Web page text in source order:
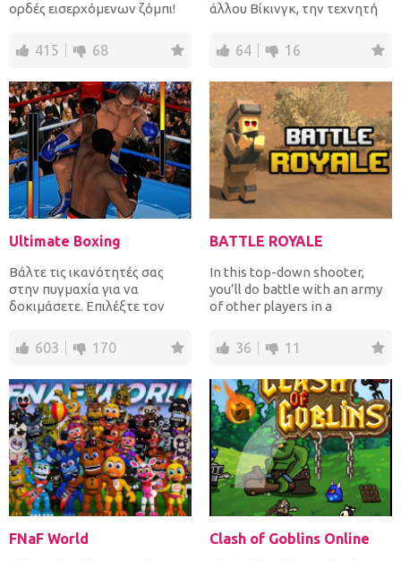
ορδές εισερχόμενων ζόμπι!
415 68
άλλου Βίκινγκ, την τεχνητή
64 16
Ultimate Boxing
Βάλτε τις ικανότητές σας
στην πυγμαχία για να
δοκιμάσετε. Επιλέξτε τον
να...
603 170
BATTLE ROYALE
In this top-down shooter,
you’ll do battle with an army
of other players in a
36 11
FNaF World Clash of Goblins Online